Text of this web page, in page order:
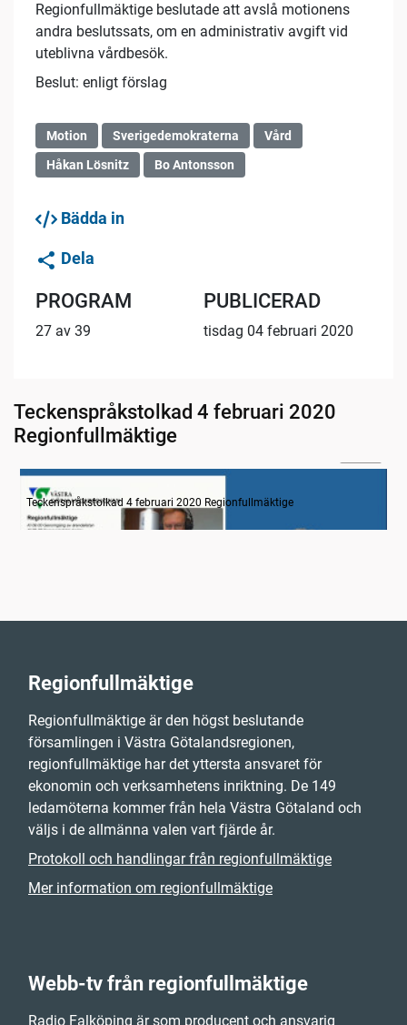
Regionfullmäktige beslutade att avslå motionens
andra beslutssats, om en administrativ avgift vid
uteblivna vårdbesök.
Beslut: enligt förslag
Motion Sverigedemokraterna
Vård
Håkan Lösnitz
Bo Antonsson
Bädda in
Dela
PROGRAM
27 av 39
PUBLICERAD
tisdag 04 februari 2020
Teckenspråkstolkad 4 februari 2020
Regionfullmäktige
Information
Teckenspråkstolkad 4 februari 2020 Regionfullmäktige
Regionfullmäktige
Regionfullmäktige är den högst beslutande
församlingen i Västra Götalandsregionen,
regionfullmäktige har det yttersta ansvaret för
ekonomin och verksamhetens inriktning. De 149
ledamöterna kommer från hela Västra Götaland och
väljs i de allmänna valen vart fjärde år.
Protokoll och handlingar från regionfullmäktige
Mer information om regionfullmäktige
Webb-tv från regionfullmäktige
Radio Falköping är som producent och ansvarig